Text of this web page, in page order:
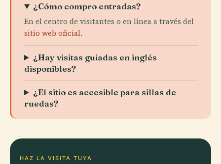
¿Cómo compro entradas?
En el centro de visitantes o en línea a través del
sitio web oficial.
¿Hay visitas guiadas en inglés
disponibles?
¿El sitio es accesible para sillas de
ruedas?
HAZ LA VISITA TUYA